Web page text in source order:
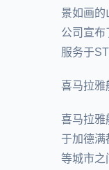
景如画的
公司宣布
服务于
喜马拉雅
喜马拉雅
于加德满
等城市之